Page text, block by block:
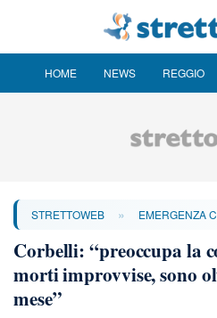
HOME NEWS REGGIO
STRETTOWEB » EMERGENZA
Corbelli: “preoccupa la
morti improvvise, sono
mese”